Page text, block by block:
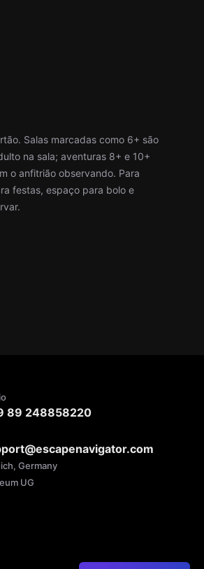
Salas marcadas como 6+ são
na sala; aventuras 8+ e 10+
o anfitrião observando. Para
festas, espaço para bolo e
89 248858220
Germany
UG